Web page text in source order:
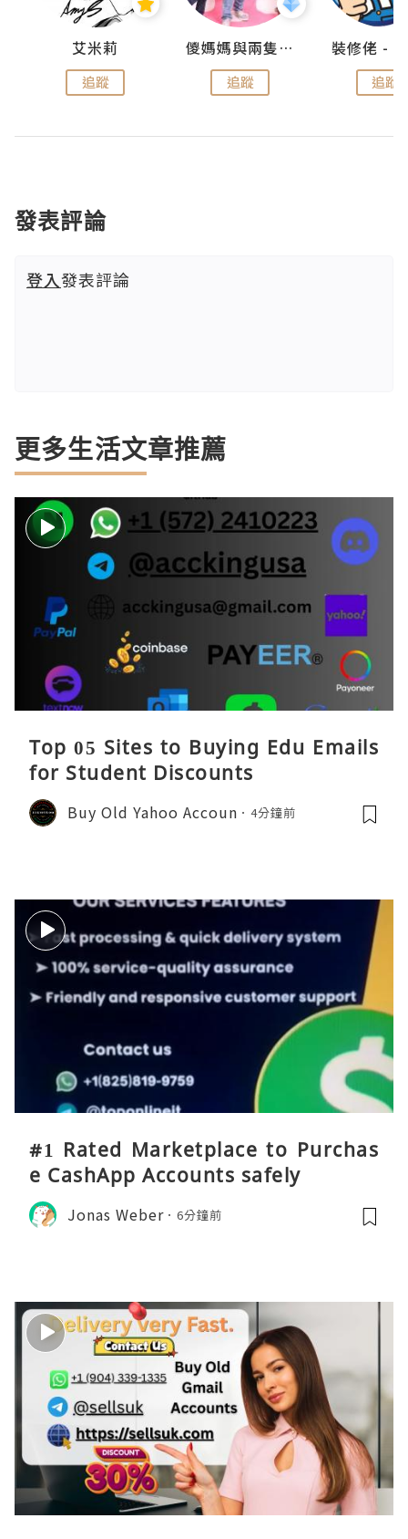
艾米莉
追蹤
儍媽媽與兩隻小魔怪之家
追蹤 追蹤
發表評論
登入發表評論
更多生活文章推薦
Top 05 Sites to Buying Edu Emails
for Student Discounts
Buy Old Yahoo Accoun 4分鐘前
#1 Rated Marketplace to Purchas
e CashApp Accounts safely
Jonas Weber 6分鐘前